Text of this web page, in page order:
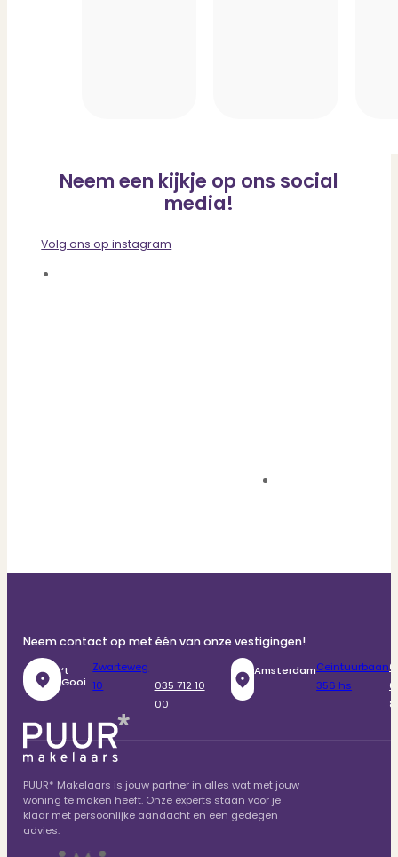
Neem een kijkje op ons social
media!
Volg ons op instagram
Neem contact op met één van onze vestigingen!
‘t
Gooi
Zwarteweg
10
035 712 10
00
AmsterdamCeintuurbaan
356 hs
PUUR* Makelaars is jouw partner in alles wat met jouw
woning te maken heeft. Onze experts staan voor je
klaar met persoonlijke aandacht en een gedegen
advies.